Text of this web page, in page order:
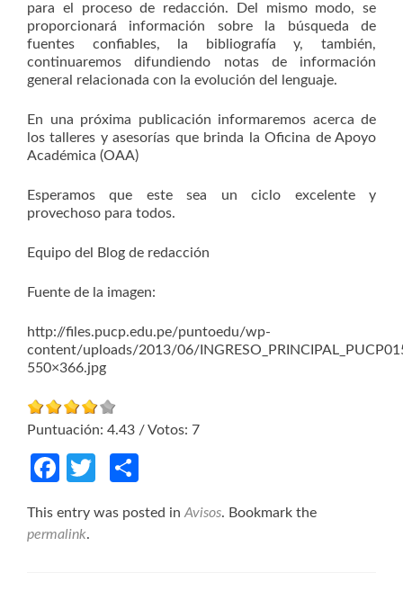
para el proceso de redacción. Del mismo modo, se
proporcionará información sobre la búsqueda de
fuentes confiables, la bibliografía y, también,
continuaremos difundiendo notas de información
general relacionada con la evolución del lenguaje.
En una próxima publicación informaremos acerca de
los talleres y asesorías que brinda la Oficina de Apoyo
Académica (OAA)
Esperamos que este sea un ciclo excelente y
provechoso para todos.
Equipo del Blog de redacción
Fuente de la imagen:
http://files.pucp.edu.pe/puntoedu/wp-
content/uploads/2013/06/
550×366.jpg
Puntuación: 4.43 / Votos: 7
Facebook
Twitter
This entry was posted in Avisos. Bookmark the
permalink.